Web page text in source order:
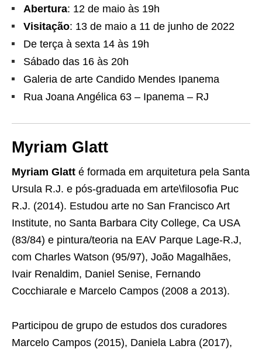
Abertura: 12 de maio às 19h
Visitação: 13 de maio a 11 de junho de 2022
De terça à sexta 14 às 19h
Sábado das 16 às 20h
Galeria de arte Candido Mendes Ipanema
Rua Joana Angélica 63 – Ipanema – RJ
Myriam Glatt
Myriam Glatt é formada em arquitetura pela Santa
Ursula R.J. e pós-graduada em arte\filosofia Puc
R.J. (2014). Estudou arte no San Francisco Art
Institute, no Santa Barbara City College, Ca USA
(83/84) e pintura/teoria na EAV Parque Lage-R.J,
com Charles Watson (95/97), João Magalhães,
Ivair Renaldim, Daniel Senise, Fernando
Cocchiarale e Marcelo Campos (2008 a 2013).
Participou de grupo de estudos dos curadores
Marcelo Campos (2015), Daniela Labra (2017),